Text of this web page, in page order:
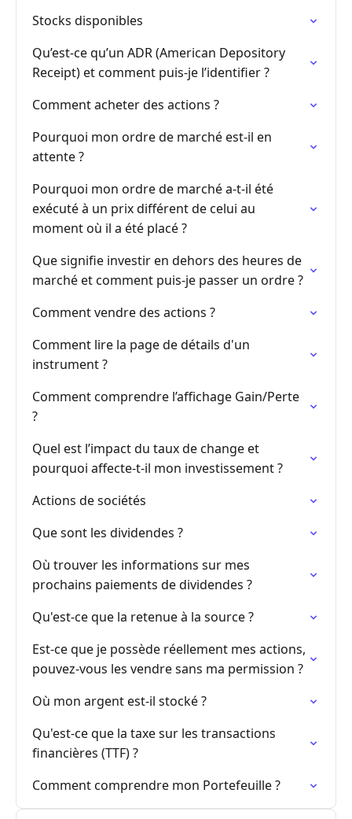
Stocks disponibles
Qu’est-ce qu’un ADR (American Depository
Receipt) et comment puis-je l’identifier ?
Comment acheter des actions ?
Pourquoi mon ordre de marché est-il en
attente ?
Pourquoi mon ordre de marché a-t-il été
exécuté à un prix différent de celui au
moment où il a été placé ?
Que signifie investir en dehors des heures de
marché et comment puis-je passer un ordre ?
Comment vendre des actions ?
Comment lire la page de détails d'un
instrument ?
Comment comprendre l’affichage Gain/Perte
?
Quel est l’impact du taux de change et
pourquoi affecte-t-il mon investissement ?
Actions de sociétés
Que sont les dividendes ?
Où trouver les informations sur mes
prochains paiements de dividendes ?
Qu'est-ce que la retenue à la source ?
Est-ce que je possède réellement mes actions,
pouvez-vous les vendre sans ma permission ?
Où mon argent est-il stocké ?
Qu'est-ce que la taxe sur les transactions
financières (TTF) ?
Comment comprendre mon Portefeuille ?